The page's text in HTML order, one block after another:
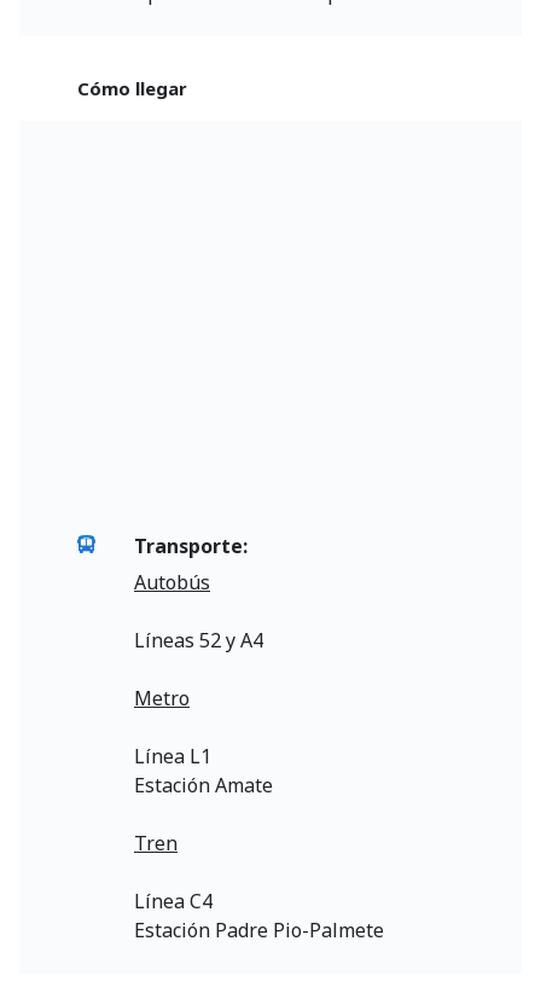
Cómo llegar
Transporte:
Autobús
Líneas 52 y A4
Metro
Línea L1
Estación Amate
Tren
Línea C4
Estación Padre Pio-Palmete